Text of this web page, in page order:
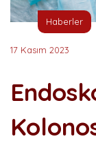
Haberler
17 Kasım 2023